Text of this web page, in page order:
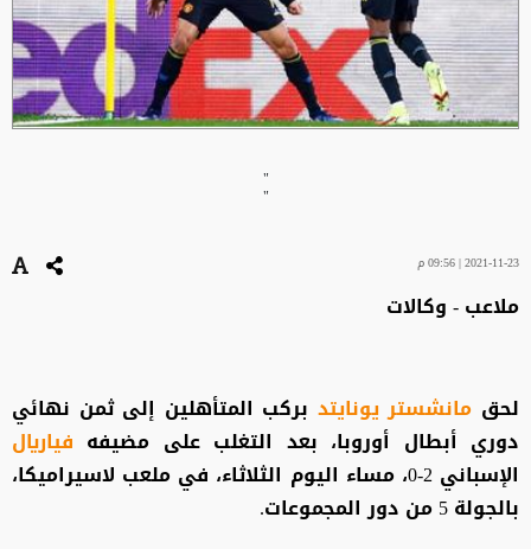
"
"
2021-11-23 | 09:56 م
ملاعب - وكالات
لحق مانشستر يونايتد بركب المتأهلين إلى ثمن نهائي
دوري أبطال أوروبا، بعد التغلب على مضيفه فياريال
الإسباني 2-0، مساء اليوم الثلاثاء، في ملعب لاسيراميكا،
بالجولة 5 من دور المجموعات.